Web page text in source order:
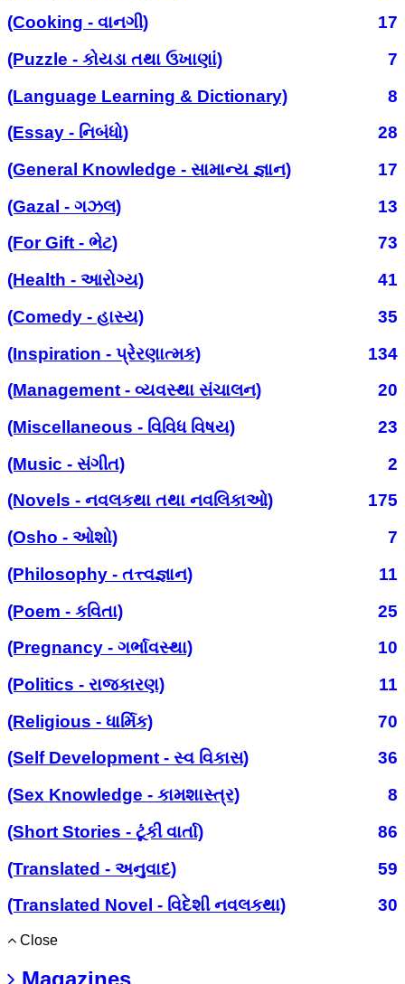
(Cooking - વાનગી)
17
(Puzzle - કોયડા તથા ઉખાણાં)
7
(Language Learning & Dictionary)
8
(Essay - નિબંધો)
28
(General Knowledge - સામાન્ય જ્ઞાન)
17
(Gazal - ગઝલ)
13
(For Gift - ભેટ)
73
(Health - આરોગ્ય)
41
(Comedy - હાસ્ય)
35
(Inspiration - પ્રેરણાત્મક)
134
(Management - વ્યવસ્થા સંચાલન)
20
(Miscellaneous - વિવિધ વિષય)
23
(Music - સંગીત)
2
(Novels - નવલકથા તથા નવલિકાઓ)
175
(Osho - ઓશો)
7
(Philosophy - તત્ત્વજ્ઞાન)
11
(Poem - કવિતા)
25
(Pregnancy - ગર્ભાવસ્થા)
10
(Politics - રાજકારણ)
11
(Religious - ધાર્મિક)
70
(Self Development - સ્વ વિકાસ)
36
(Sex Knowledge - કામશાસ્ત્ર)
8
(Short Stories - ટૂંકી વાર્તા)
86
(Translated - અનુવાદ)
59
(Translated Novel - વિદેશી નવલકથા)
30
Close
Magazines